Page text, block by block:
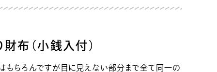
布（小銭入付）
もちろんですが目に見えない部分まで全て同一の